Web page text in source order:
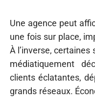
Une agence peut
une fois sur place,
À l’inverse,
médiatiquement
clients éclatantes,
grands réseaux.